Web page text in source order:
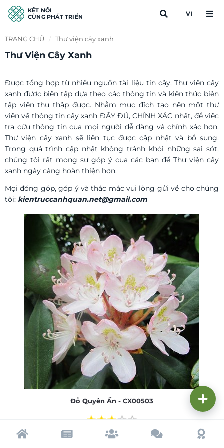
KẾT NỐI
CÙNG PHÁT TRIỂN
VI
TRANG CHỦ / Thư viện cây xanh
Thư Viện Cây Xanh
Được tổng hợp từ nhiều nguồn tài liệu tin cậy, Thư viện cây
xanh được biên tập dựa theo các thông tin và kiến thức biên
tập viên thu thập được. Nhằm mục đích tạo nên một thư
viện về thông tin cây xanh ĐẦY ĐỦ, CHÍNH XÁC nhất, để việc
tra cứu thông tin của mọi người dễ dàng và chính xác hơn.
Thư viện cây xanh sẽ liên tục được cập nhật và bổ sung.
Trong quá trình cập nhật không tránh khỏi những sai sót,
chúng tôi rất mong sự góp ý của các bạn để Thư viện cây
xanh ngày càng hoàn thiện hơn.
Mọi đóng góp, góp ý và thắc mắc vui lòng gửi về cho chúng
tôi: kientruccanhquan.net@gmail.com
Đỗ Quyên Ấn - CX00503
Trang chủ Tạp chí Cộng đồng Cố vấn Dấu